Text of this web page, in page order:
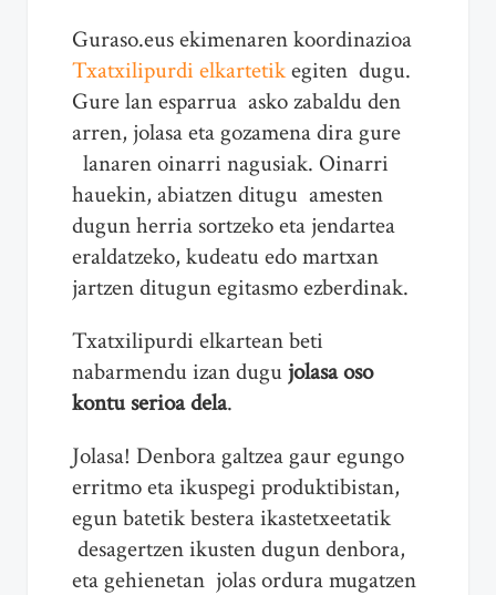
Guraso.eus ekimenaren koordinazioa
Txatxilipurdi elkartetikegiten dugu.
Gure lan esparrua asko zabaldu den
arren, jolasa eta gozamena dira gure
lanaren oinarri nagusiak. Oinarri
hauekin, abiatzen ditugu amesten
dugun herria sortzeko eta jendartea
eraldatzeko, kudeatu edo martxan
jartzen ditugun egitasmo ezberdinak.
Txatxilipurdi elkartean beti
nabarmendu izan dugujolasa oso
kontu serioa dela.
Jolasa! Denbora galtzea gaur egungo
erritmo eta ikuspegi produktibistan,
egun batetik bestera ikastetxeetatik
desagertzen ikusten dugun denbora,
eta gehienetan jolas ordura mugatzen